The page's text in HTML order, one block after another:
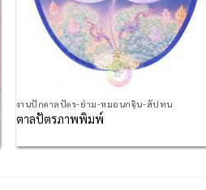
งานปักตาลปัตร-ย่าม-หมอนกฐิน-สัปทน
ตาลปัตรภาพพิมพ์